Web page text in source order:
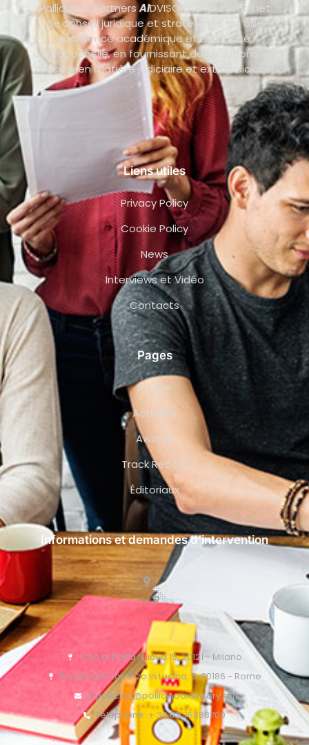
Pollicino & PartnersAIDVISORY est un cabinet
de conseil juridique et stratégique qui allie
excellence académique et efficacité
opérationnelle, en fournissant des solutions sur
mesure en matière judiciaire et extrajudiciaire.
Liens utiles
Privacy Policy
Cookie Policy
News
Interviews et Vidéo
Contacts
Pages
Équipe
Activités
Awards
Track Record
Éditoriaux
Informations et demandes d’intervention
C.so di Porta Nuova 15, 20121 - Milano
Piazza di S. Lorenzo in Lucina, 6, 00186 - Rome
o.pollicino@pollicinoaidvisory.eu
Téléphone: + 39 02 76388700